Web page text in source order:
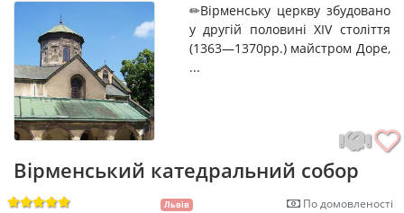
✏Вірменську церкву збудовано
у другій половині XIV століття
(1363—1370рр.) майстром Доре,
...
Вірменський катедральний собор
Львів По домовленості